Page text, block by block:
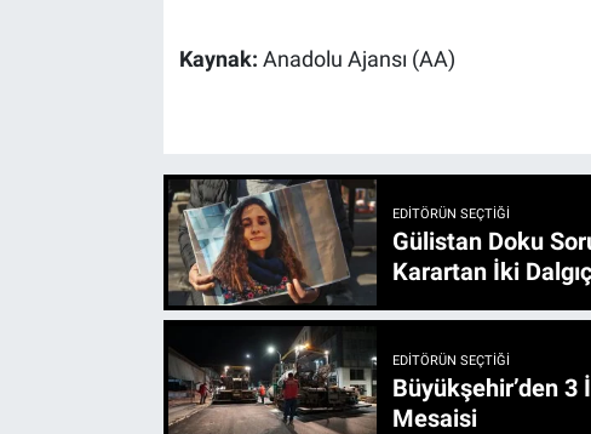
Kaynak: Anadolu Ajansı (AA)
EDITÖRÜN SEÇTIĞI
Gülistan Doku
Karartan İki
EDITÖRÜN SEÇTIĞI
Büyükşehir’den 3 İlçe 20 Noktada Yeni Haftada Asfalt
Mesaisi